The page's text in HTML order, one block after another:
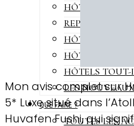
HÔTELS
REPORTAGES
HÔTELS
HÔTELS ÉCO-
HÔTELS TOUT-
LES
QUE FAIRE ?
TOUTES LES
Mon avis complet sur
5* Luxe situé dans
Huvafen Fushi, qui